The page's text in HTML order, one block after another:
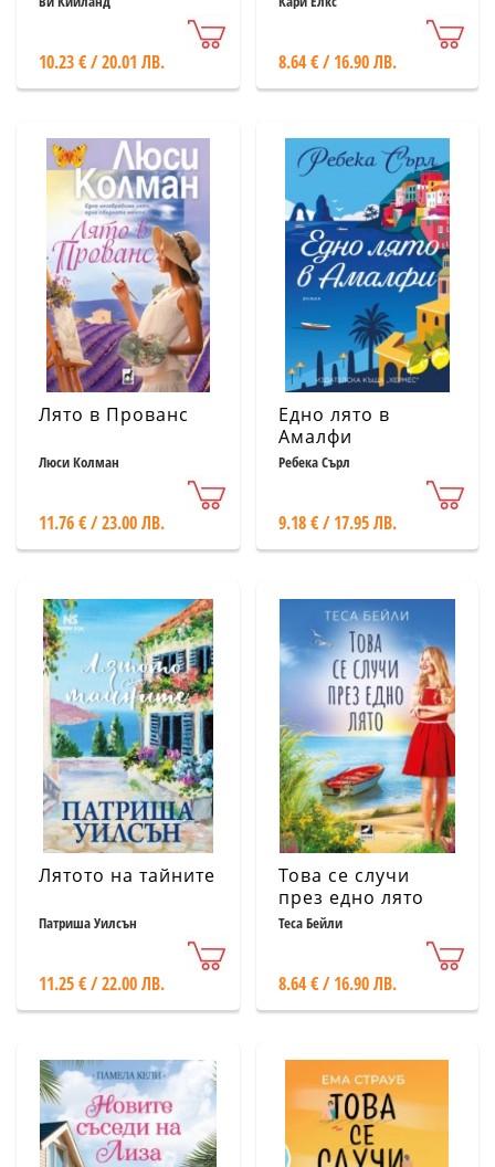
10.23 € / 20.01 ЛВ. 8.64 € / 16.90 ЛВ.
Лято в Прованс
Люси Колман
11.76 € / 23.00 ЛВ.
Едно лято в
Амалфи
Ребека Сърл
9.18 € / 17.95 ЛВ.
Лятото на тайните
Патриша Уилсън
11.25 € / 22.00 ЛВ.
Това се случи
през едно лято
Теса Бейли
8.64 € / 16.90 ЛВ.